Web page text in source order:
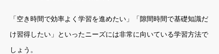
「空き時間で効率よく学習を進めたい」「隙間時間で基礎知識だ
け習得したい」といったニーズには非常に向いている学習方法で
しょう。